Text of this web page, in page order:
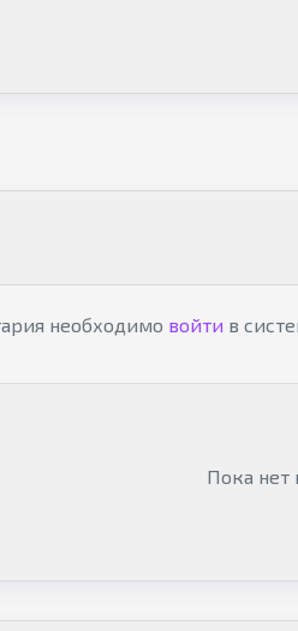
необходимо войти в
Пока нет